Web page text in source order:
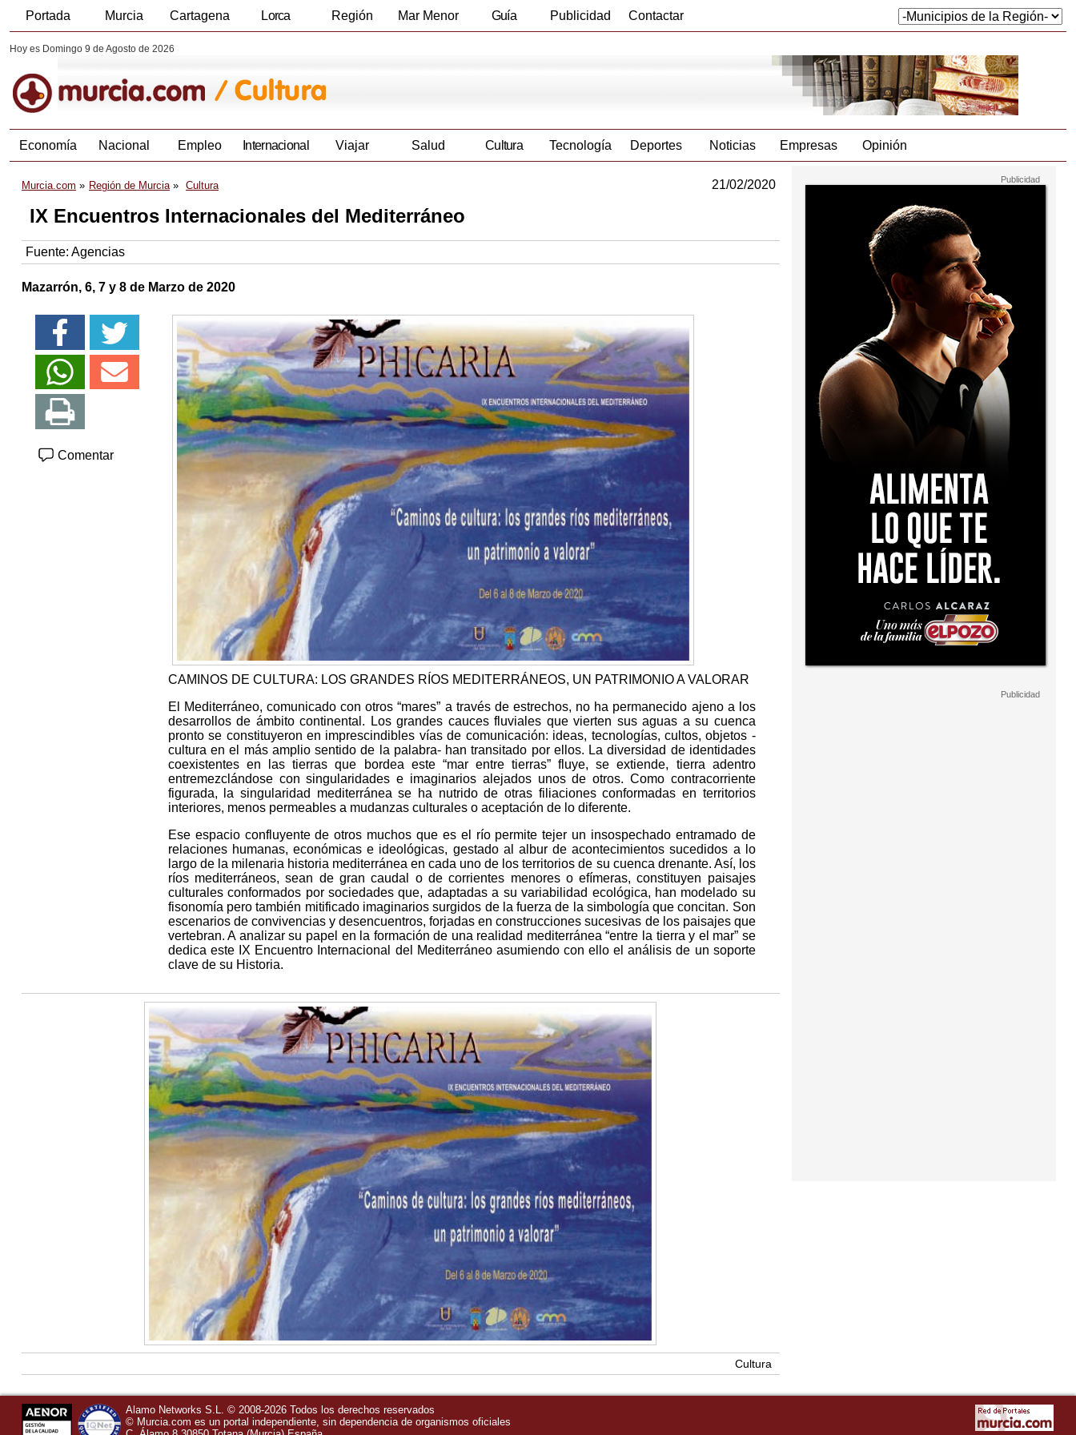
Portada Murcia Cartagena Lorca Región Mar Menor Guía Publicidad Contactar
Hoy es Domingo 9 de Agosto de 2026
Economía Nacional Empleo Internacional Viajar Salud Cultura Tecnología Deportes Noticias Empresas Opinión
Murcia.com Región de Murcia Cultura 21/02/2020
IX Encuentros Internacionales del Mediterráneo
Fuente: Agencias
Mazarrón, 6, 7 y 8 de Marzo de 2020
Comentar
CAMINOS DE CULTURA: LOS GRANDES RÍOS MEDITERRÁNEOS, UN PATRIMONIO A VALORAR
El Mediterráneo, comunicado con otros “mares” a través de estrechos, no ha permanecido ajeno a los
desarrollos de ámbito continental. Los grandes cauces fluviales que vierten sus aguas a su cuenca
pronto se constituyeron en imprescindibles vías de comunicación: ideas, tecnologías, cultos, objetos -
cultura en el más amplio sentido de la palabra- han transitado por ellos. La diversidad de identidades
coexistentes en las tierras que bordea este “mar entre tierras” fluye, se extiende, tierra adentro
entremezclándose con singularidades e imaginarios alejados unos de otros. Como contracorriente
figurada, la singularidad mediterránea se ha nutrido de otras filiaciones conformadas en territorios
interiores, menos permeables a mudanzas culturales o aceptación de lo diferente.
Ese espacio confluyente de otros muchos que es el río permite tejer un insospechado entramado de
relaciones humanas, económicas e ideológicas, gestado al albur de acontecimientos sucedidos a lo
largo de la milenaria historia mediterránea en cada uno de los territorios de su cuenca drenante. Así, los
ríos mediterráneos, sean de gran caudal o de corrientes menores o efímeras, constituyen paisajes
culturales conformados por sociedades que, adaptadas a su variabilidad ecológica, han modelado su
fisonomía pero también mitificado imaginarios surgidos de la fuerza de la simbología que concitan. Son
escenarios de convivencias y desencuentros, forjadas en construcciones sucesivas de los paisajes que
vertebran. A analizar su papel en la formación de una realidad mediterránea “entre la tierra y el mar” se
dedica este IX Encuentro Internacional del Mediterráneo asumiendo con ello el análisis de un soporte
clave de su Historia.
Cultura
Alamo Networks S.L. © 2008-2026 Todos los derechos reservados
© Murcia.com es un portal independiente, sin dependencia de organismos oficiales